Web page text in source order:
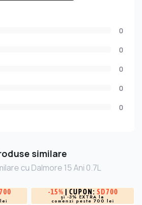
0
0
0
0
0
similare
cu Dalmore 15 Ani 0.7L
-15% | CUPON: SD700
și -3% EXTRA la
comenzi peste 700 lei